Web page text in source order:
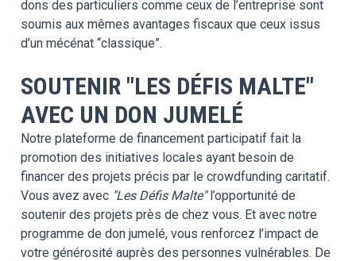
dons des particuliers comme ceux de l’entreprise sont
soumis aux mêmes avantages fiscaux que ceux issus
d’un mécénat “classique”.
SOUTENIR "LES DÉFIS MALTE"
AVEC UN DON JUMELÉ
Notre plateforme de financement participatif fait la
promotion des initiatives locales ayant besoin de
financer des projets précis par le crowdfunding caritatif.
Vous avez avec "Les Défis Malte"l’opportunité de
soutenir des projets près de chez vous. Et avec notre
programme de don jumelé, vous renforcez l’impact de
votre générosité auprès des personnes vulnérables. De